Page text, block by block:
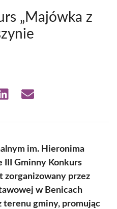
„Majówka z
Share Share
im. Hieronima
III Gminny Konkurs
zorganizowany przez
w Benicach
terenu gminy, promując